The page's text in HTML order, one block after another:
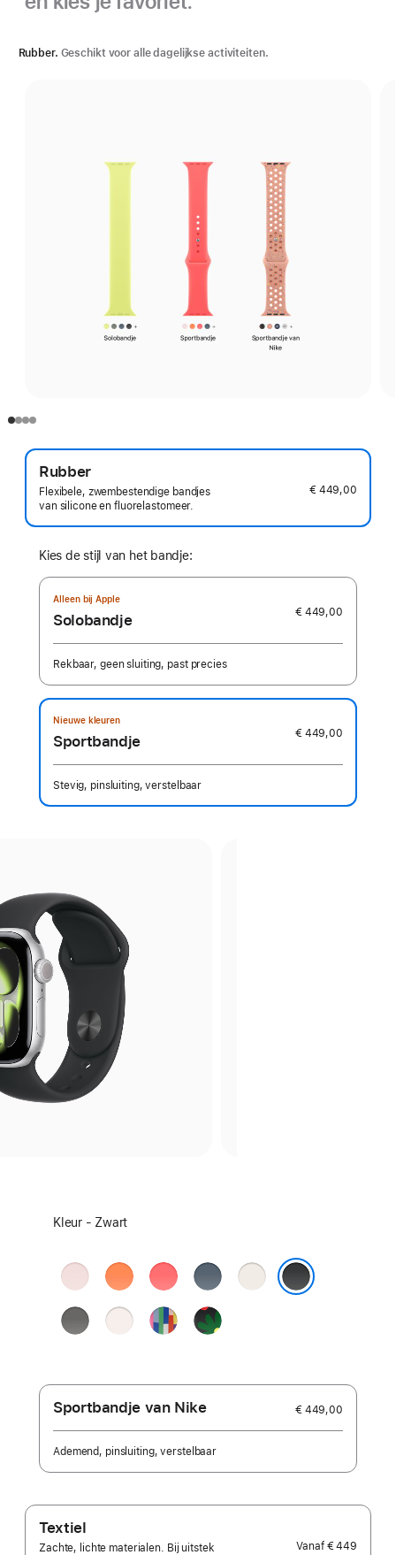
Rubber. Geschikt voor alle dagelijkse activiteiten.
Rubber
Flexibele, zwembestendige bandjes
van silicone en fluorelastomeer.
€ 449,00
Kies de stijl van het bandje:
Alleen bij Apple
Solobandje € 449,00
Rekbaar, geen sluiting, past precies
Nieuwe kleuren
Sportbandje € 449,00
Stevig, pinsluiting, verstelbaar
Selecteer
Kleur - Zwart
ZachtrozeMandarijnGuaverozeAnkerblauwSterrenlicht
RotsgrijsRosé Pride Edition
Black
Unity -
Sportbandje van Nike € 449,00
Ademend, pinsluiting, verstelbaar
Textiel
Zachte, lichte materialen. Bij uitstek
Vanaf € 449